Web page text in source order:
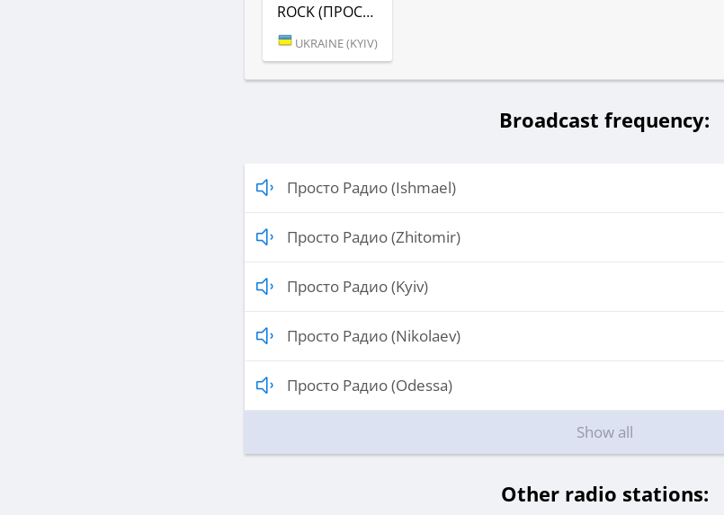
ROCK (ПРОСТО РАДИО)
UKRAINE (KYIV)
Broadcast frequency:
Просто Радио (Ishmael)
Просто Радио (Zhitomir)
Просто Радио (Kyiv)
Просто Радио (Nikolaev)
Просто Радио (Odessa)
Show all
Other radio stations: